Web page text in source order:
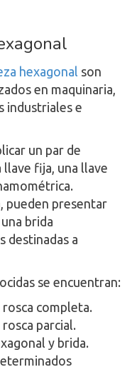
hexagonal son
en maquinaria,
industriales e
un par de
fija, una llave
pueden presentar
brida
destinadas a
se encuentran:
rosca completa.
parcial.
y brida.